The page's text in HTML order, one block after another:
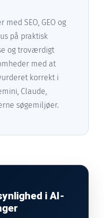
SEO, GEO og
på praktisk
og troværdigt
med at
korrekt i
Claude,
søgemiljøer.
i AI-